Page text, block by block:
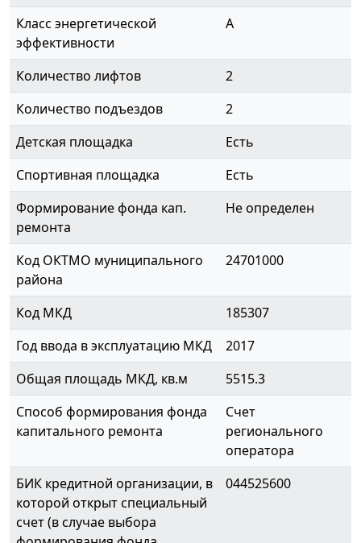
Класс энергетической
эффективности
A
Количество лифтов
2
Количество подъездов
2
Детская площадка
Есть
Спортивная площадка
Есть
Формирование фонда кап.
ремонта
Не определен
Код ОКТМО муниципального
района
24701000
Код МКД
185307
Год ввода в эксплуатацию МКД
2017
Общая площадь МКД, кв.м
5515.3
Способ формирования фонда
капитального ремонта
Счет
регионального
оператора
БИК кредитной организации, в
которой открыт специальный
счет (в случае выбора
044525600